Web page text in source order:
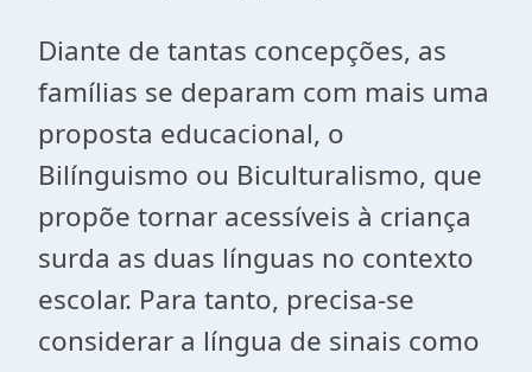
Diante de tantas concepções, as
famílias se deparam com mais uma
proposta educacional, o
Bilínguismo ou Biculturalismo, que
propõe tornar acessíveis à criança
surda as duas línguas no contexto
escolar. Para tanto, precisa-se
considerar a língua de sinais como